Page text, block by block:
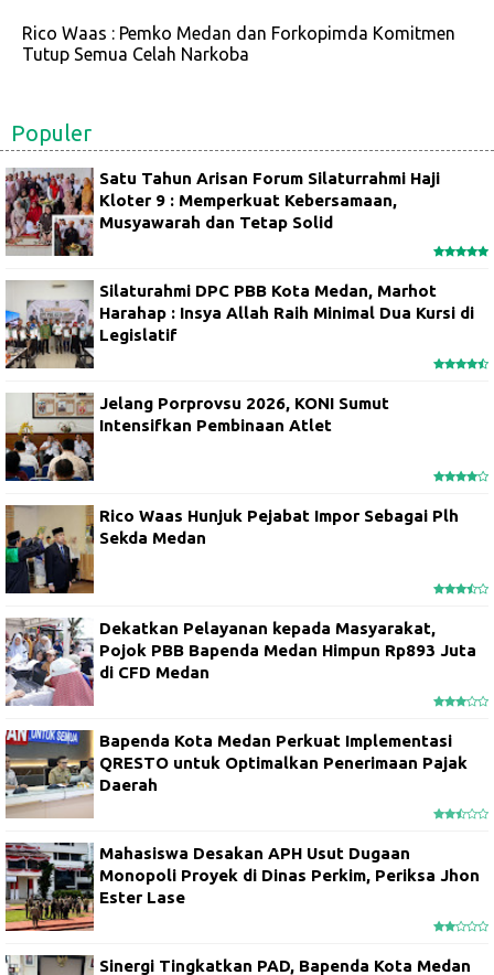
Rico Waas : Pemko Medan dan Forkopimda Komitmen
Tutup Semua Celah Narkoba
Populer
Satu Tahun Arisan Forum Silaturrahmi Haji
Kloter 9 : Memperkuat Kebersamaan,
Musyawarah dan Tetap Solid
Silaturahmi DPC PBB Kota Medan, Marhot
Harahap : Insya Allah Raih Minimal Dua Kursi di
Legislatif
Jelang Porprovsu 2026, KONI Sumut
Intensifkan Pembinaan Atlet
Rico Waas Hunjuk Pejabat Impor Sebagai Plh
Sekda Medan
Dekatkan Pelayanan kepada Masyarakat,
Pojok PBB Bapenda Medan Himpun Rp893 Juta
di CFD Medan
Bapenda Kota Medan Perkuat Implementasi
QRESTO untuk Optimalkan Penerimaan Pajak
Daerah
Mahasiswa Desakan APH Usut Dugaan
Monopoli Proyek di Dinas Perkim, Periksa Jhon
Ester Lase
Sinergi Tingkatkan PAD, Bapenda Kota Medan